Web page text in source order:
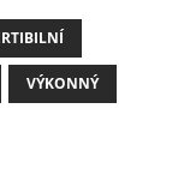
VÝKONNÝ